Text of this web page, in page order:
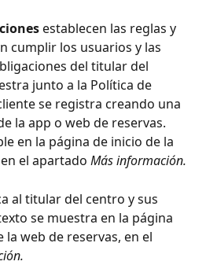
establecen las reglas y
cumplir los usuarios y las
del titular del
junto a la Política de
se registra creando una
la app o web de reservas.
en la página de inicio de la
el apartado Más información.
al titular del centro y sus
se muestra en la página
la web de reservas, en el